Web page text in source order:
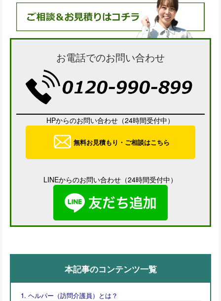
お電話でのお問い合わせ
HPからのお問い合わせ（24時間受付中）
無料お見積もり・ご相談はこちら
LINEからのお問い合わせ（24時間受付中）
本記事のコンテンツ一覧
ヘルパー（訪問介護員）とは？